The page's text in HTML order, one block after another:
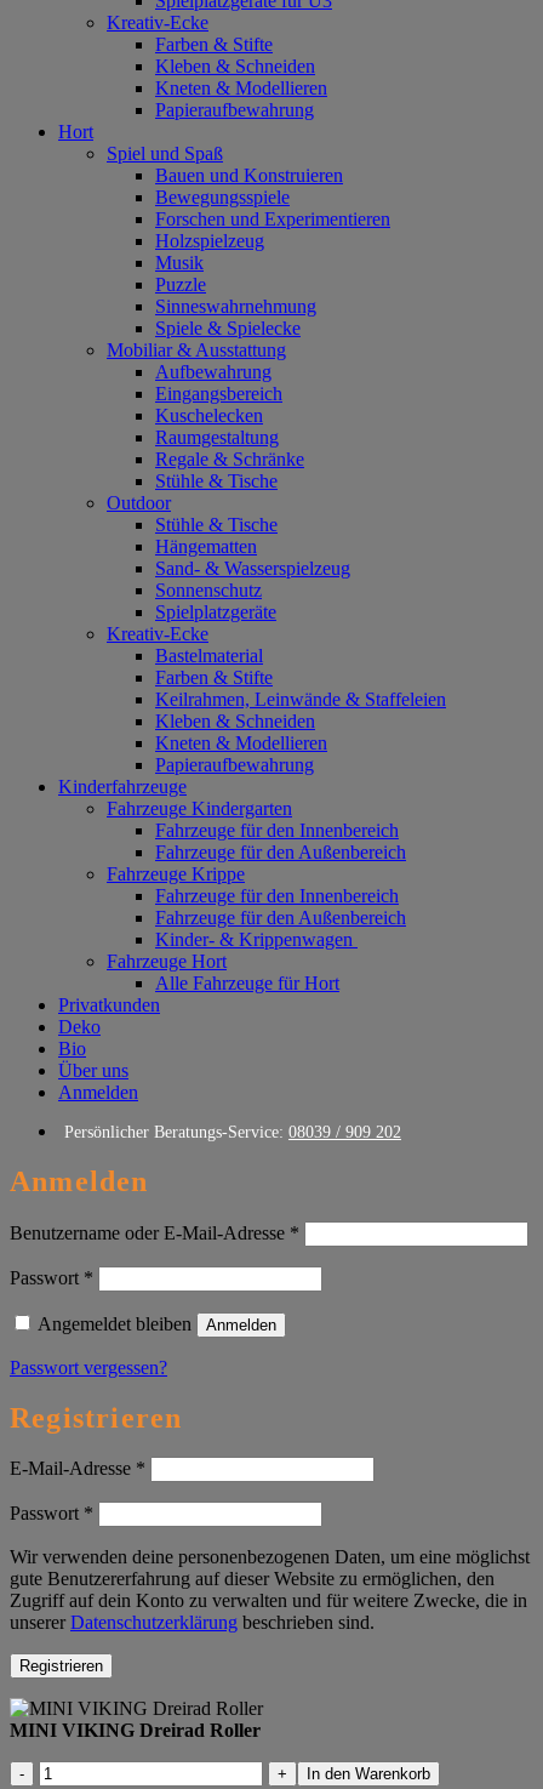
Kreativ-Ecke
Farben & Stifte
Kleben & Schneiden
Kneten & Modellieren
Papieraufbewahrung
Hort
Spiel und Spaß
Bauen und Konstruieren
Bewegungsspiele
Forschen und Experimentieren
Holzspielzeug
Musik
Puzzle
Sinneswahrnehmung
Spiele & Spielecke
Mobiliar & Ausstattung
Aufbewahrung
Eingangsbereich
Kuschelecken
Raumgestaltung
Regale & Schränke
Stühle & Tische
Outdoor
Stühle & Tische
Hängematten
Sand- & Wasserspielzeug
Sonnenschutz
Spielplatzgeräte
Kreativ-Ecke
Bastelmaterial
Farben & Stifte
Keilrahmen, Leinwände & Staffeleien
Kleben & Schneiden
Kneten & Modellieren
Papieraufbewahrung
Kinderfahrzeuge
Fahrzeuge Kindergarten
Fahrzeuge für den Innenbereich
Fahrzeuge für den Außenbereich
Fahrzeuge Krippe
Fahrzeuge für den Innenbereich
Fahrzeuge für den Außenbereich
Kinder- & Krippenwagen
Fahrzeuge Hort
Alle Fahrzeuge für Hort
Privatkunden
Deko
Bio
Über uns
Anmelden
Persönlicher Beratungs-Service: 08039 / 909 202
Anmelden
Benutzername oder E-Mail-Adresse *
Passwort *
Angemeldet bleiben Anmelden
Passwort vergessen?
Registrieren
E-Mail-Adresse *
Passwort *
Wir verwenden deine personenbezogenen Daten, um eine möglichst
gute Benutzererfahrung auf dieser Website zu ermöglichen, den
Zugriff auf dein Konto zu verwalten und für weitere Zwecke, die in
unserer Datenschutzerklärung beschrieben sind.
Registrieren
MINI VIKING Dreirad Roller
MINI
In den Warenkorb